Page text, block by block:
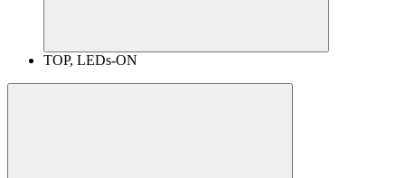
TOP, LEDs-ON